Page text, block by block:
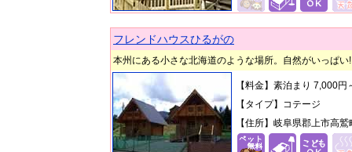
フレンドハウスひるがの
本州にある小さな北海道のような場所。自然がいっぱ
【料金】素泊まり 7,000円
【タイプ】コテージ
【住所】岐阜県郡上市高